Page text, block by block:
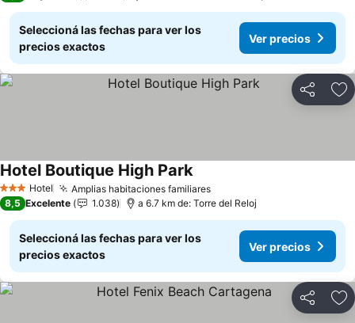
Seleccioná las fechas para ver los
precios exactos
Ver precios
Compartir
3 Estrellas
Hotel Amplias habitaciones familiaresVer precios
Hotel Boutique High ParkVer precios
8,5 Excelente 1.038 a 6.7 km de: Torre del Reloj
Seleccioná las fechas para ver los
precios exactos
Ver precios
Compartir